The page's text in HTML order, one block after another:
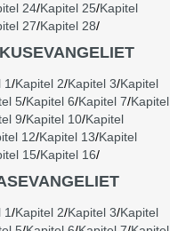
24/Kapitel 25/Kapitel
27/Kapitel 28/
1/Kapitel 2/Kapitel 3/Kapitel
5/Kapitel 6/Kapitel 7/Kapitel
9/Kapitel 10/Kapitel
12/Kapitel 13/Kapitel
15/Kapitel 16/
1/Kapitel 2/Kapitel 3/Kapitel